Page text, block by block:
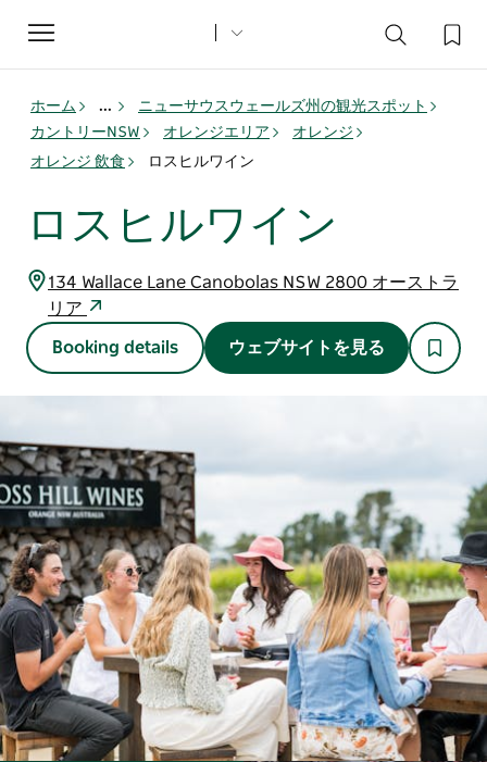
Toggle
navigation
ホーム ...
ニューサウスウェールズ州の観光スポット
カントリーNSW
オレンジエリア
オレンジ
オレンジ 飲食
ロスヒルワイン
ロスヒルワイン
134 Wallace Lane Canobolas NSW 2800 オーストラ
リア
Booking details ウェブサイトを見る